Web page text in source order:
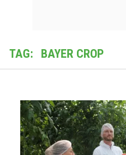
TAG: BAYER CROP